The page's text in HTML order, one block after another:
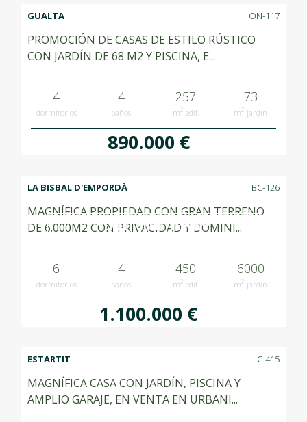
GUALTA ON-117
PROMOCIÓN DE CASAS DE ESTILO RÚSTICO
CON JARDÍN DE 68 M2 Y PISCINA, E...
4
dormitorios
4
baños
257
m2 edif.
73
m2 jardín
890.000 €
VENUT SOLD VENDIDO
LA BISBAL D'EMPORDÀ BC-126
MAGNÍFICA PROPIEDAD CON GRAN TERRENO
DE 6.000M2 CON PRIVACIDAD Y DOMINI...
6
dormitorios
4
baños
450
m2 edif.
6000
m2 jardín
1.100.000 €
ESTARTIT C-415
MAGNÍFICA CASA CON JARDÍN, PISCINA Y
AMPLIO GARAJE, EN VENTA EN URBANI...